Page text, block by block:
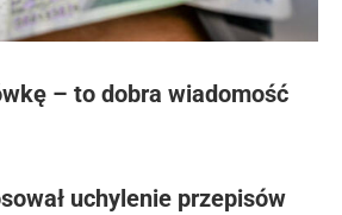
– to dobra wiadomość
uchylenie przepisów